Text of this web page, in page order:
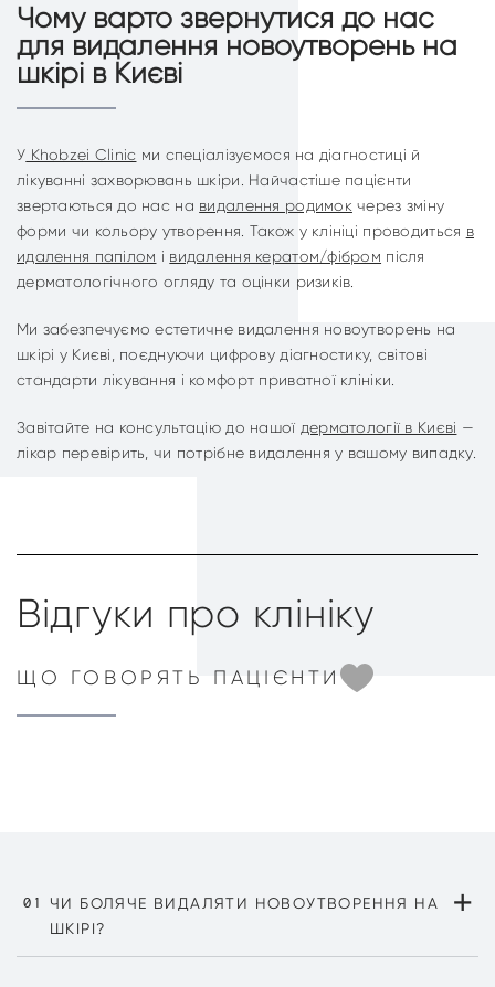
Чому варто звернутися до нас
для видалення новоутворень на
шкірі в Києві
У Khobzei Clinic ми спеціалізуємося на діагностиці й
лікуванні захворювань шкіри. Найчастіше пацієнти
звертаються до нас на видалення родимок через зміну
форми чи кольору утворення. Також у клініці проводиться в
идалення папілом і видалення кератом/фібром після
дерматологічного огляду та оцінки ризиків.
Ми забезпечуємо естетичне видалення новоутворень на
шкірі у Києві, поєднуючи цифрову діагностику, світові
стандарти лікування і комфорт приватної клініки.
Завітайте на консультацію до нашої дерматології в Києві —
лікар перевірить, чи потрібне видалення у вашому випадку.
Відгуки про клініку
ЩО ГОВОРЯТЬ ПАЦІЄНТИ
01 +
ЧИ БОЛЯЧЕ ВИДАЛЯТИ НОВОУТВОРЕННЯ НА
ШКІРІ?